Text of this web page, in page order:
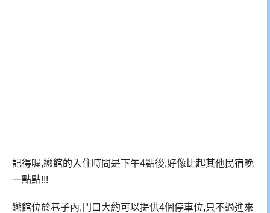
記得喔,戀館的入住時間是下午4點後,好像比起其他民宿晚
一點點!!!
戀館位於巷子內,門口大約可以提供4個停車位,只不過進來